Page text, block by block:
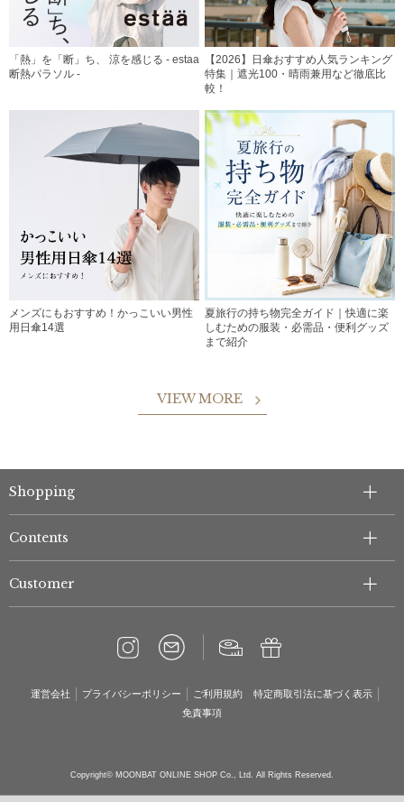
「熱」を「断」ち、 涼を感じる - estaa
断熱パラソル -
【2026】日傘おすすめ人気ランキング
特集｜遮光100・晴雨兼用など徹底比
較！
メンズにもおすすめ！かっこいい男性
用日傘14選
夏旅行の持ち物完全ガイド｜快適に楽
しむための服装・必需品・便利グッズ
まで紹介
VIEW MORE
Shopping
Contents
Customer
運営会社 プライバシーポリシー ご利用規約
特定商取引法に基づく表示
免責事項
Copyright© MOONBAT ONLINE SHOP Co., Ltd. All Rights Reserved.